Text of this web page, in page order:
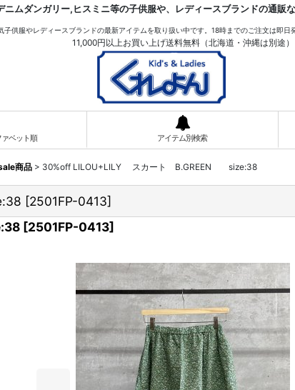
ニムダンガリー,ヒスミニ等の子供服や、レディースブランドの通販な
子供服やレディースブランドの最新アイテムを取り扱い中です。18時までのご注文は即日
11,000円以上お買い上げ送料無料（北海道・沖縄は別途）
ベット順 アイテム別検索
商品 > 30%off LILOU+LILY スカート B.GREEN size:38
[2501FP-0413]
[2501FP-0413]